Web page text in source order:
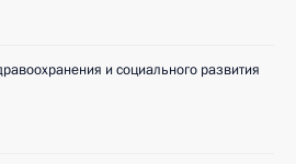
и социального развития